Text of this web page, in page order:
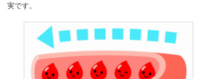
実です。